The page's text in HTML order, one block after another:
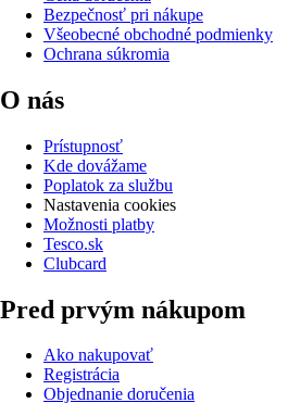
Bezpečnosť pri nákupe
Všeobecné obchodné podmienky
Ochrana súkromia
O nás
Prístupnosť
Kde dovážame
Poplatok za službu
Nastavenia cookies
Možnosti platby
Tesco.sk
Clubcard
Pred prvým nákupom
Ako nakupovať
Registrácia
Objednanie doručenia